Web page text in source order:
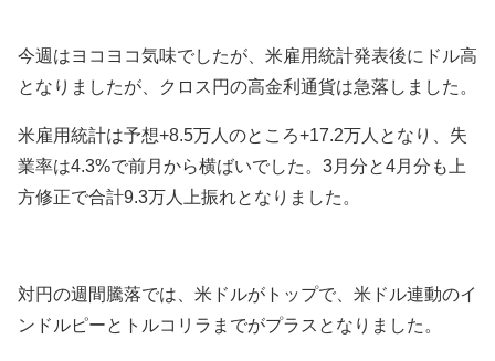
今週はヨコヨコ気味でしたが、米雇用統計発表後にドル高
となりましたが、クロス円の高金利通貨は急落しました。
米雇用統計は予想+8.5万人のところ+17.2万人となり、失
業率は4.3%で前月から横ばいでした。3月分と4月分も上
方修正で合計9.3万人上振れとなりました。
対円の週間騰落では、米ドルがトップで、米ドル連動のイ
ンドルピーとトルコリラまでがプラスとなりました。